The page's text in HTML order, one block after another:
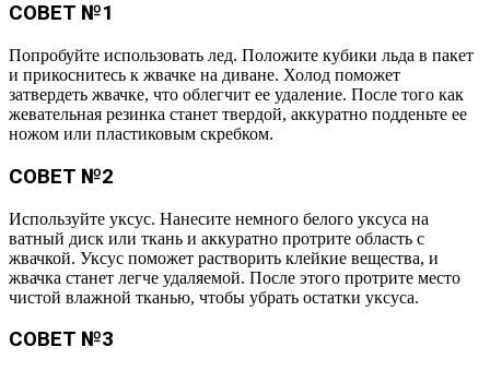
СОВЕТ №1
Попробуйте использовать лед. Положите кубики льда в пакет
и прикоснитесь к жвачке на диване. Холод поможет
затвердеть жвачке, что облегчит ее удаление. После того как
жевательная резинка станет твердой, аккуратно подденьте ее
ножом или пластиковым скребком.
СОВЕТ №2
Используйте уксус. Нанесите немного белого уксуса на
ватный диск или ткань и аккуратно протрите область с
жвачкой. Уксус поможет растворить клейкие вещества, и
жвачка станет легче удаляемой. После этого протрите место
чистой влажной тканью, чтобы убрать остатки уксуса.
СОВЕТ №3